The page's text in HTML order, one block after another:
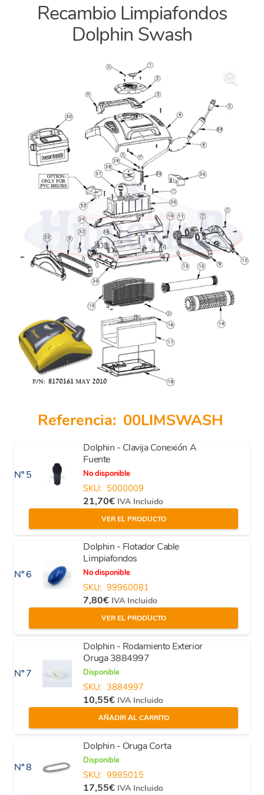
Recambio Limpiafondos
Dolphin Swash
Referencia: 00LIMSWASH
Nº 5
Dolphin - Clavija Conexión A
Fuente
No disponible
SKU: 5000009
21,70€ IVA Incluido
VER EL PRODUCTO
Nº 6
Dolphin - Flotador Cable
Limpiafondos
No disponible
SKU: 99960081
7,80€ IVA Incluido
VER EL PRODUCTO
Nº 7
Dolphin - Rodamiento Exterior
Oruga 3884997
Disponible
SKU: 3884997
10,55€ IVA Incluido
AÑADIR AL CARRITO
Nº 8
Dolphin - Oruga Corta
Disponible
SKU: 9985015
17,55€ IVA Incluido